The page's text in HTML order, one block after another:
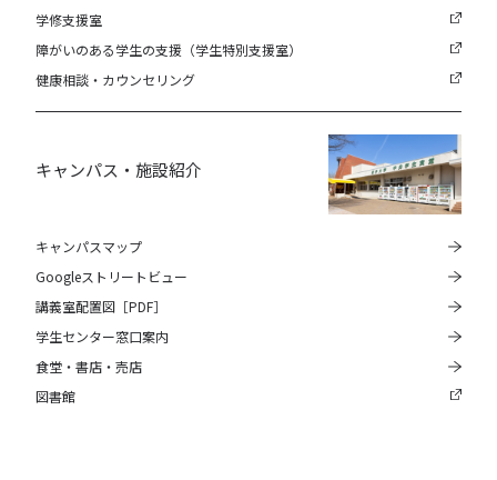
学修支援室
障がいのある学生の支援（学生特別支援室）
健康相談・カウンセリング
キャンパス・施設紹介
キャンパスマップ
Googleストリートビュー
講義室配置図［PDF］
学生センター窓口案内
食堂・書店・売店
図書館